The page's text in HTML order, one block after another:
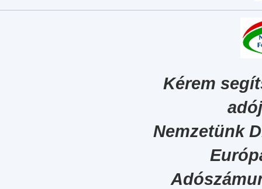
Kérem
Nemzetünk